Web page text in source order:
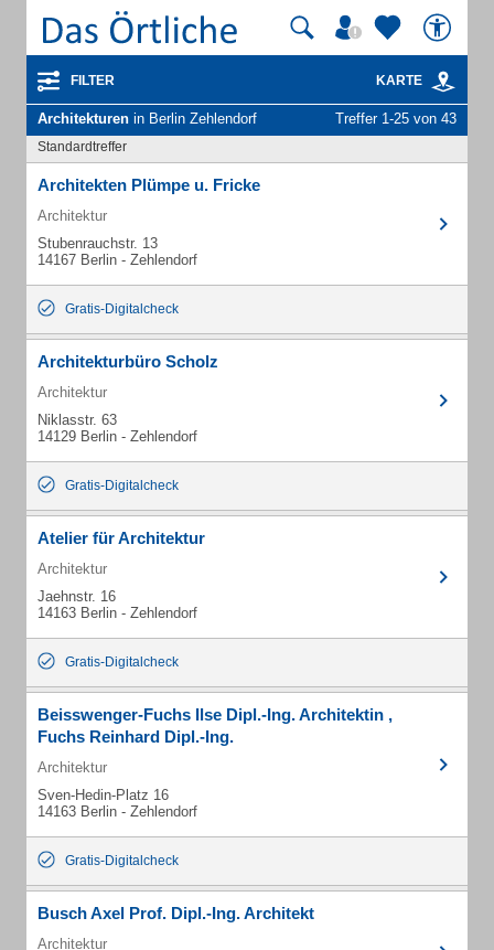
FILTER KARTE
Architekturen in Berlin Zehlendorf Treffer 1-25 von 43
Standardtreffer
Architekten Plümpe u. Fricke
Architektur
Stubenrauchstr. 13
14167 Berlin - Zehlendorf
Gratis-Digitalcheck
Architekturbüro Scholz
Architektur
Niklasstr. 63
14129 Berlin - Zehlendorf
Gratis-Digitalcheck
Atelier für Architektur
Architektur
Jaehnstr. 16
14163 Berlin - Zehlendorf
Gratis-Digitalcheck
Beisswenger-Fuchs Ilse Dipl.-Ing. Architektin ,
Fuchs Reinhard Dipl.-Ing.
Architektur
Sven-Hedin-Platz 16
14163 Berlin - Zehlendorf
Gratis-Digitalcheck
Busch Axel Prof. Dipl.-Ing. Architekt
Architektur